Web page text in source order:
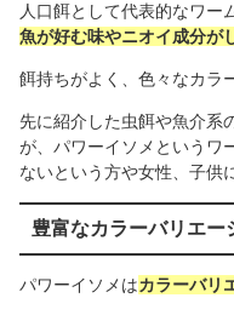
人口餌として代表的なワー
魚が好む味やニオイ成分が
餌持ちがよく、色々なカラ
先に紹介した虫餌や魚介系
が、パワーイソメというワ
ないという方や女性、子供
豊富なカラーバリエー
パワーイソメはカラーバリ